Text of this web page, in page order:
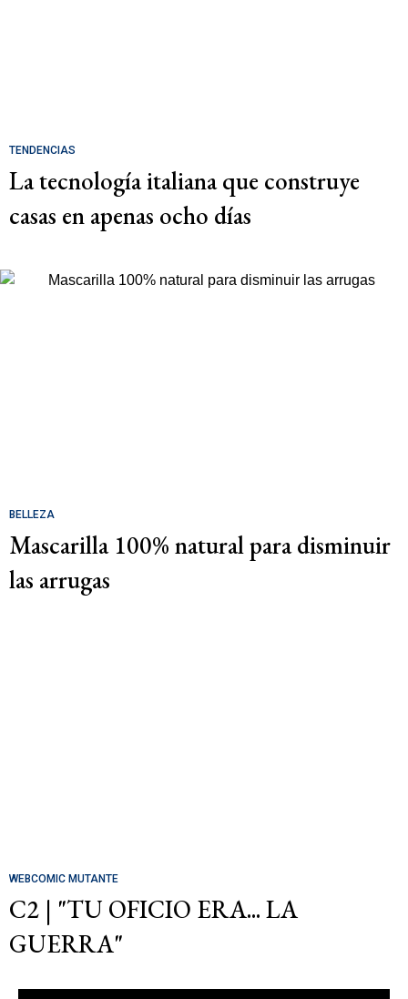
TENDENCIAS
La tecnología italiana que construye
casas en apenas ocho días
BELLEZA
Mascarilla 100% natural para disminuir
las arrugas
WEBCOMIC MUTANTE
C2 | "TU OFICIO ERA... LA
GUERRA"